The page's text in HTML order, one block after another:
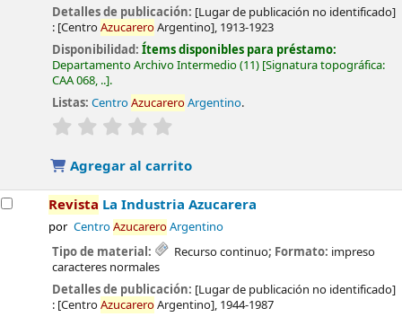
Detalles de publicación: [Lugar de publicación no identificado]
: [CentroAzucareroArgentino], 1913-1923
Disponibilidad:Ítems disponibles para préstamo:
Departamento Archivo Intermedio(11) Signatura topográfica:
CAA 068, .. .
Listas: CentroAzucareroArgentino.
valoración
Agregar al carrito
Revista La Industria Azucarera
por CentroAzucareroArgentino
Tipo de material: Recurso continuo; Formato: impreso
caracteres normales
Detalles de publicación: [Lugar de publicación no identificado]
: [CentroAzucareroArgentino], 1944-1987